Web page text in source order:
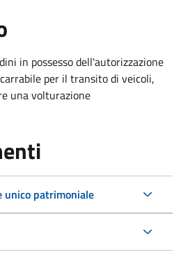
in possesso dell'autorizzazione
per il transito di veicoli,
una volturazione
unico patrimoniale